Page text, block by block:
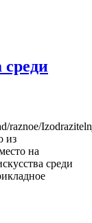
среди
raznoe/
из
на
среди